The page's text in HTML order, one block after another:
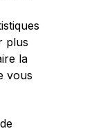
plus
la
vous